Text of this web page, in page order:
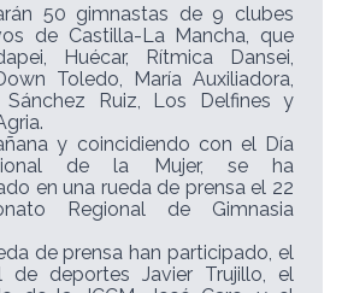
50 gimnastas de 9 clubes
de Castilla-La Mancha, que
Huécar, Rítmica Dansei,
Toledo, María Auxiliadora,
Sánchez Ruiz, Los Delfines y
y coincidiendo con el Día
de la Mujer, se ha
en una rueda de prensa el 22
Regional de Gimnasia
de prensa han participado, el
de deportes Javier Trujillo, el